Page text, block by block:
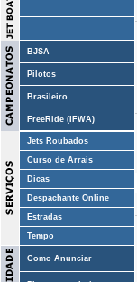
BJSA
Pilotos
Brasileiro
FreeRide (IFWA)
Jets Roubados
Curso de Arrais
Dicas
Despachante Online
Estradas
Tempo
Como Anunciar